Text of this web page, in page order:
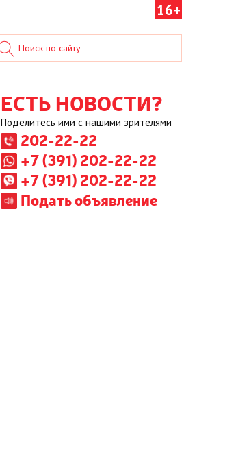
16+
ЕСТЬ НОВОСТИ?
Поделитесь ими с нашими зрителями
202-22-22
+7 (391) 202-22-22
+7 (391) 202-22-22
Подать объявление